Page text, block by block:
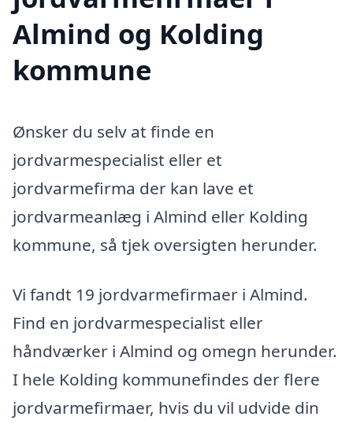
Almind og Kolding
kommune
Ønsker du selv at finde en
jordvarmespecialist eller et
jordvarmefirma der kan lave et
jordvarmeanlæg i Almind eller Kolding
kommune, så tjek oversigten herunder.
Vi fandt 19 jordvarmefirmaer i Almind.
Find en jordvarmespecialist eller
håndværker i Almind og omegn herunder.
I hele Kolding kommunefindes der flere
jordvarmefirmaer, hvis du vil udvide din